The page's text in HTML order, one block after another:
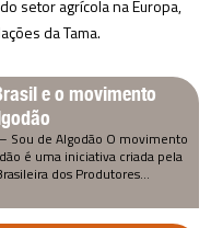
setor agrícola na Europa,
da Tama.
e o movimento
Sou de Algodão O movimento
é uma iniciativa criada pela
dos Produtores…